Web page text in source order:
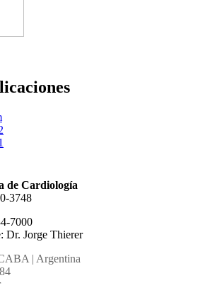
de Cardiología
3748
7000
Dr. Jorge Thierer
| Argentina